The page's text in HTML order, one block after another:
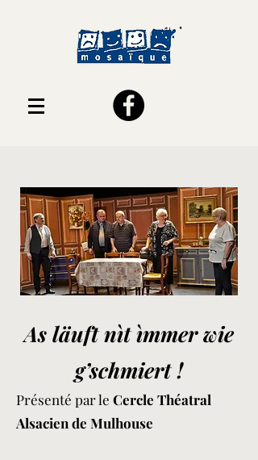
As läuft nìt ìmmer wie
g’schmiert !
Présenté par le Cercle Théatral
Alsacien de Mulhouse